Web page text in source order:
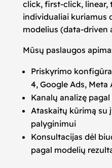
click, first-click, linear,
individualiai kuriamus
modelius (data-driven
Mūsų paslaugos
Priskyrimo
4, Google Ads,
Kanalų analizę
Ataskaitų kūrimą su
palyginimui
Konsultacijas dėl
pagal modelių